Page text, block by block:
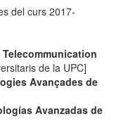
del curs 2017-
de la UPC]
Avançades de
Avanzadas de